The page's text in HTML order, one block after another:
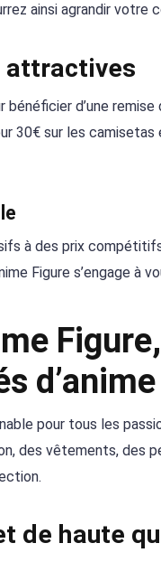
ainsi agrandir votre
attractives
bénéficier d’une
30€ sur les
à des prix
Figure s’engage à
pour tous les
des vêtements, des
de haute